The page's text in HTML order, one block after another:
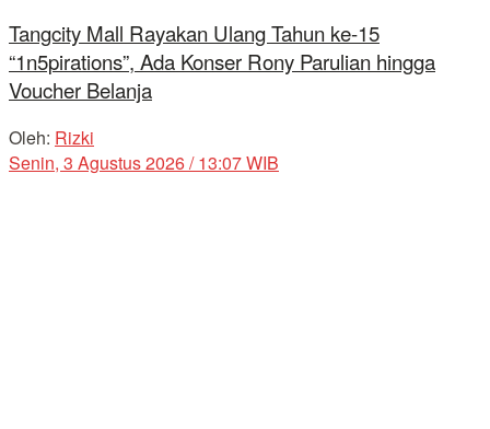
Tangcity Mall Rayakan Ulang Tahun ke-15
“1n5pirations”, Ada Konser Rony Parulian hingga
Voucher Belanja
Oleh: Rizki
Senin, 3 Agustus 2026 / 13:07 WIB